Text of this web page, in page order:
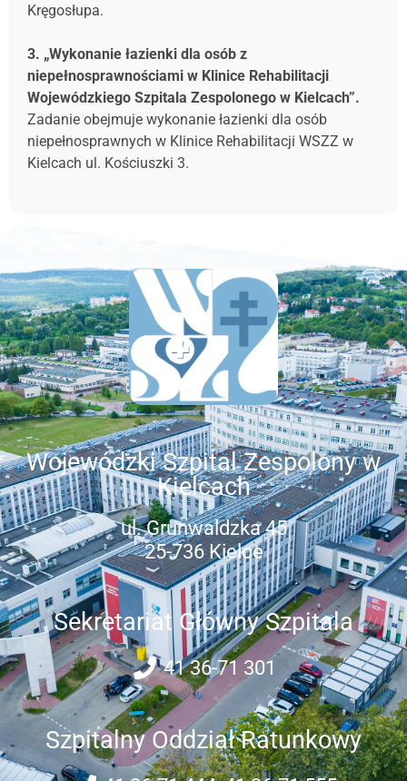
Kręgosłupa.
3. „Wykonanie łazienki dla osób z
niepełnosprawnościami w Klinice Rehabilitacji
Wojewódzkiego Szpitala Zespolonego w Kielcach”.
Zadanie obejmuje wykonanie łazienki dla osób
niepełnosprawnych w Klinice Rehabilitacji WSZZ w
Kielcach ul. Kościuszki 3.
Wojewódzki Szpital Zespolony w
Kielcach
ul. Grunwaldzka 45
25-736 Kielce
Sekretariat Główny Szpitala
41 36-71 301
Szpitalny Oddział Ratunkowy